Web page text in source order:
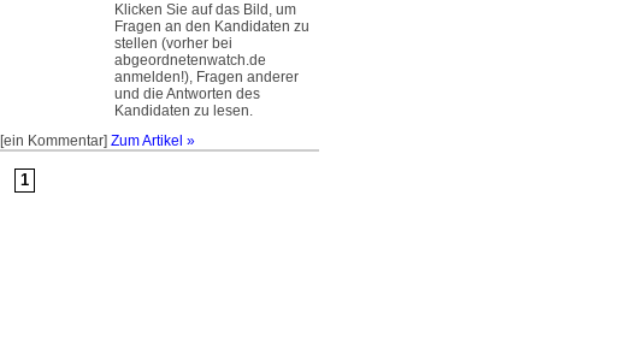
Klicken Sie auf das Bild, um
Fragen an den Kandidaten zu
stellen (vorher bei
abgeordnetenwatch.de
anmelden!), Fragen anderer
und die Antworten des
Kandidaten zu lesen.
[ein Kommentar] Zum Artikel »
1